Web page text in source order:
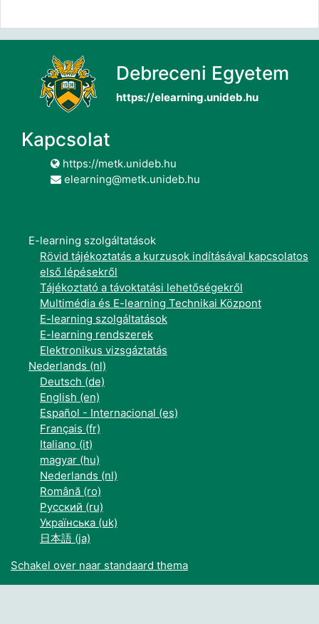
Debreceni Egyetem
https://elearning.unideb.hu
Kapcsolat
https://metk.unideb.hu
elearning@metk.unideb.hu
E-learning szolgáltatások
Rövid tájékoztatás a kurzusok indításával kapcsolatos
első lépésekről
Tájékoztató a távoktatási lehetőségekről
Multimédia és E-learning Technikai Központ
E-learning szolgáltatások
E-learning rendszerek
Elektronikus vizsgáztatás
Nederlands ‎(nl)‎
Deutsch ‎(de)‎
English ‎(en)‎
Español - Internacional ‎(es)‎
Français ‎(fr)‎
Italiano ‎(it)‎
magyar ‎(hu)‎
Nederlands ‎(nl)‎
Română ‎(ro)‎
Русский ‎(ru)‎
Українська ‎(uk)‎
日本語 ‎(ja)‎
Schakel over naar standaard thema